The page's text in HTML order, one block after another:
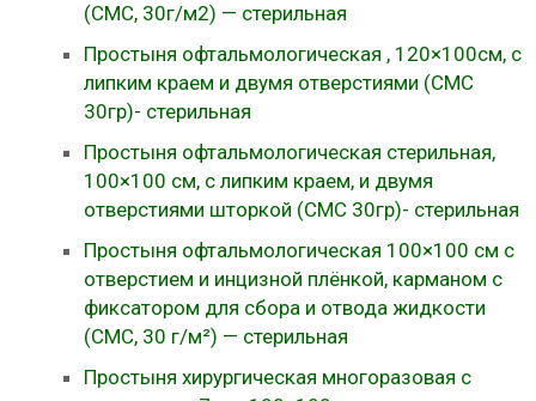
(СМС, 30г/м2) — стерильная
Простыня офтальмологическая , 120×100см, с
липким краем и двумя отверстиями (СМС
30гр)- стерильная
Простыня офтальмологическая стерильная,
100×100 см, с липким краем, и двумя
отверстиями шторкой (СМС 30гр)- стерильная
Простыня офтальмологическая 100×100 см с
отверстием и инцизной плёнкой, карманом с
фиксатором для сбора и отвода жидкости
(СМС, 30 г/м²) — стерильная
Простыня хирургическая многоразовая с